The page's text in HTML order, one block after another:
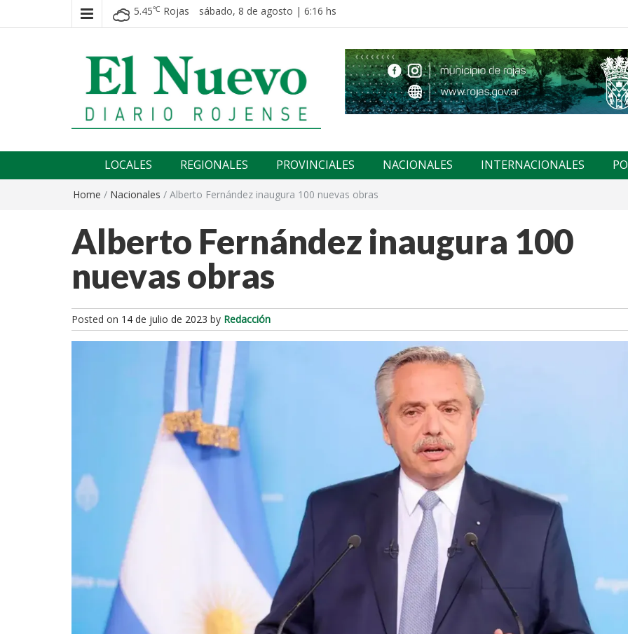
5.45℃ Rojas sábado, 8 de agosto | 6:16 hs
El nuevo rojense
LOCALES REGIONALES PROVINCIALES NACIONALES INTERNACIONALES
Home / Nacionales / Alberto Fernández inaugura 100 nuevas obras
Alberto Fernández inaugura 100
nuevas obras
Posted on 14 de julio de 2023 by Redacción